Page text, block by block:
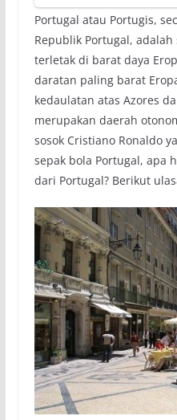
Portugal atau Portugis,
Republik Portugal,
terletak di barat daya
daratan paling barat
kedaulatan atas Azores
merupakan daerah
sosok Cristiano Ronaldo
sepak bola Portugal, apa
dari Portugal? Berikut